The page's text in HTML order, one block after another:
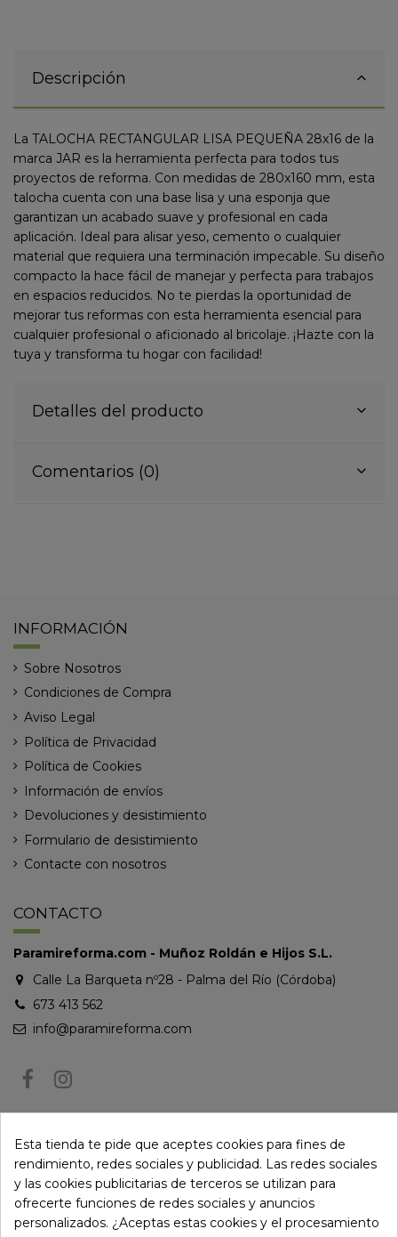
Descripción
La TALOCHA RECTANGULAR LISA PEQUEÑA 28x16 de la
marca JAR es la herramienta perfecta para todos tus
proyectos de reforma. Con medidas de 280x160 mm, esta
talocha cuenta con una base lisa y una esponja que
garantizan un acabado suave y profesional en cada
aplicación. Ideal para alisar yeso, cemento o cualquier
material que requiera una terminación impecable. Su diseño
compacto la hace fácil de manejar y perfecta para trabajos
en espacios reducidos. No te pierdas la oportunidad de
mejorar tus reformas con esta herramienta esencial para
cualquier profesional o aficionado al bricolaje. ¡Hazte con la
tuya y transforma tu hogar con facilidad!
Detalles del producto
Comentarios (0)
INFORMACIÓN
Sobre Nosotros
Condiciones de Compra
Aviso Legal
Política de Privacidad
Política de Cookies
Información de envíos
Devoluciones y desistimiento
Formulario de desistimiento
Contacte con nosotros
CONTACTO
Paramireforma.com - Muñoz Roldán e Hijos S.L.
Calle La Barqueta nº28 - Palma del Río (Córdoba)
673 413 562
info@paramireforma.com
Puede darse de baja en cualquier momento. Para ello, consulte nuestra
información de contacto en el aviso legal.
Esta tienda te pide que aceptes cookies para fines de
rendimiento, redes sociales y publicidad. Las redes sociales
y las cookies publicitarias de terceros se utilizan para
ofrecerte funciones de redes sociales y anuncios
personalizados. ¿Aceptas estas cookies y el procesamiento